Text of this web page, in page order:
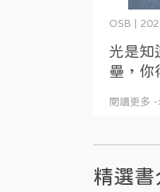
OSB |
光是知
壘，
閱讀更多 -
精選書